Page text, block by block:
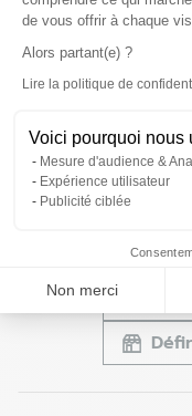
de vous offrir à chaque
Alors partant(e) ?
Lire la politique de
Voici pourquoi nous
Mesure d'audience &
Expérience utilisateur
Publicité ciblée
Non merci
7
48.17
Rue Paul
60000